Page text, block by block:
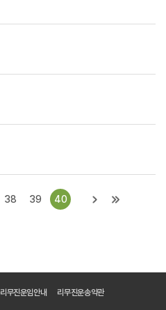
38 39 40
리무진운임안내 리무진운송약관